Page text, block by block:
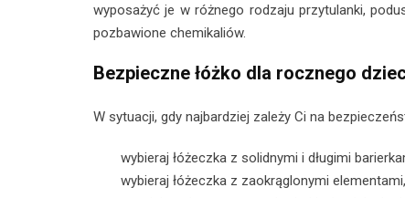
wyposażyć je w różnego rodzaju przytulanki,
pozbawione chemikaliów.
Bezpieczne łóżko dla rocznego
W sytuacji, gdy najbardziej zależy Ci na
wybieraj łóżeczka z solidnymi i długimi
wybieraj łóżeczka z zaokrąglonymi